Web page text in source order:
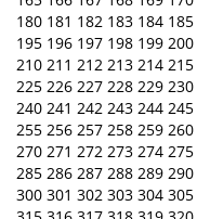
180 181 182 183 184 185
195 196 197 198 199 200
210 211 212 213 214 215
225 226 227 228 229 230
240 241 242 243 244 245
255 256 257 258 259 260
270 271 272 273 274 275
285 286 287 288 289 290
300 301 302 303 304 305